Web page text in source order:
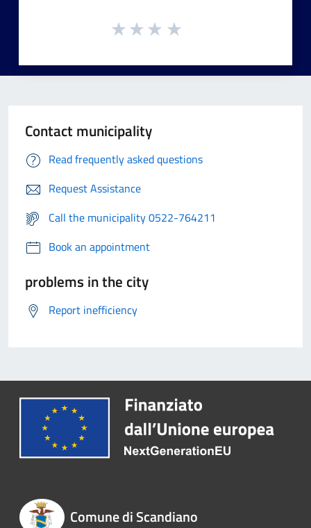
Contact municipality
Read frequently asked questions
Request Assistance
Call the municipality 0522-764211
Book an appointment
problems in the city
Report inefficiency
Comune di Scandiano